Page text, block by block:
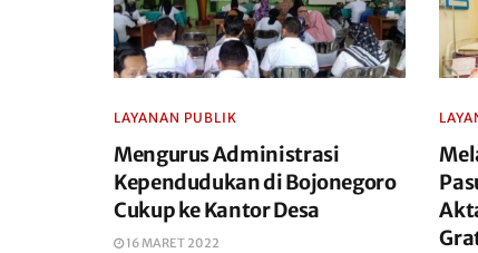
LAYANAN PUBLIK
Mengurus Administrasi
Kependudukan di Bojonegoro
Cukup ke Kantor Desa
16 MARET 2022